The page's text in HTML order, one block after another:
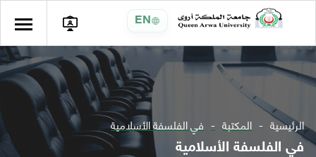
EN
الرئيسية المكتبة في الفلسفة الأسلامية
في الفلسفة الأسلامية